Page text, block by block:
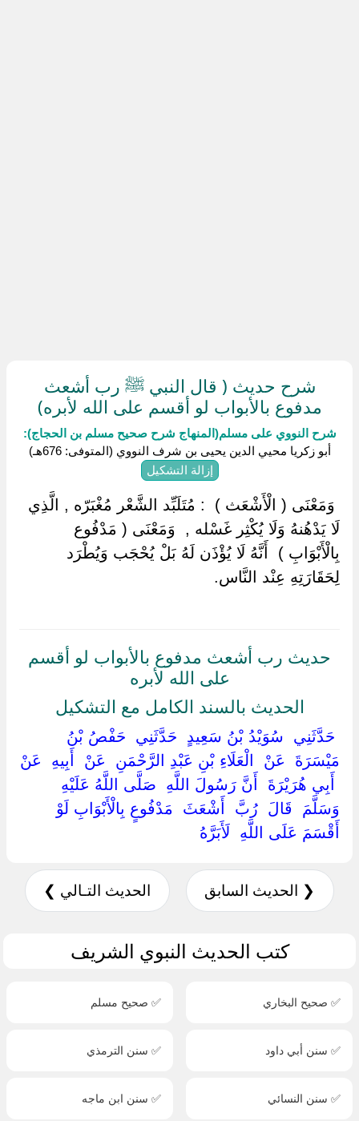
شرح حديث ( قال النبي ﷺ رب أشعث
مدفوع بالأبواب لو أقسم على الله لأبره)
شرح النووي على مسلم(المنهاج شرح صحيح مسلم بن الحجاج):
أبو زكريا محيي الدين يحيى بن شرف النووي (المتوفى: 676هـ)
إزالة التشكيل
‏ ‏وَمَعْنَى ( الْأَشْعَث ) ‏ ‏: مُتَلَبِّد الشَّعْر مُغْبَرّه , الَّذِي
لَا يَدْهُنهُ وَلَا يُكْثِر غَسْله , ‏ ‏وَمَعْنَى ( مَدْفُوع
بِالْأَبْوَابِ ) ‏ ‏أَنَّهُ لَا يُؤْذَن لَهُ بَلْ يُحْجَب وَيُطْرَد
لِحَقَارَتِهِ عِنْد النَّاس.
حديث رب أشعث مدفوع بالأبواب لو أقسم
على الله لأبره
الحديث بالسند الكامل مع التشكيل
‏ ‏حَدَّثَنِي ‏ ‏سُوَيْدُ بْنُ سَعِيدٍ ‏ ‏حَدَّثَنِي ‏ ‏حَفْصُ بْنُ
مَيْسَرَةَ ‏ ‏عَنْ ‏ ‏الْعَلَاءِ بْنِ عَبْدِ الرَّحْمَنِ ‏ ‏عَنْ ‏ ‏أَبِيهِ ‏ ‏عَنْ
‏ ‏أَبِي هُرَيْرَةَ ‏ ‏أَنَّ رَسُولَ اللَّهِ ‏ ‏صَلَّى اللَّهُ عَلَيْهِ
وَسَلَّمَ ‏ ‏قَالَ ‏ ‏رُبَّ ‏ ‏أَشْعَثَ ‏ ‏مَدْفُوعٍ بِالْأَبْوَابِ لَوْ
أَقْسَمَ عَلَى اللَّهِ ‏ ‏لَأَبَرَّهُ ‏
❮ الحديث السابق الحديث التـالي ❯
كتب الحديث النبوي الشريف
✅ صحيح البخاري ✅ صحيح مسلم
✅ سنن أبي داود ✅ سنن الترمذي
✅ سنن النسائي ✅ سنن ابن ماجه